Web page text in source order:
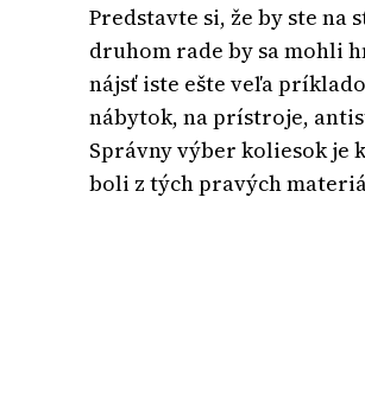
Predstavte si, že by ste
druhom rade by sa mohli
nájsť iste ešte veľa
nábytok, na prístroje,
Správny výber koliesok je
boli z tých pravých